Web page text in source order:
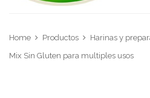
Home Productos
Harinas y
Mix Sin Gluten para multiples usos